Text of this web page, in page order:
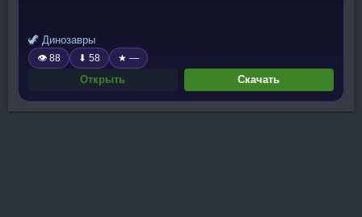
🦖 Динозавры
👁 88 ⬇ 58 ★ —
Открыть Скачать